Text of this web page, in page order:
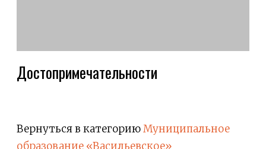
Достопримечательности
Вернуться в категориюМуниципальное
образование «Васильевское»